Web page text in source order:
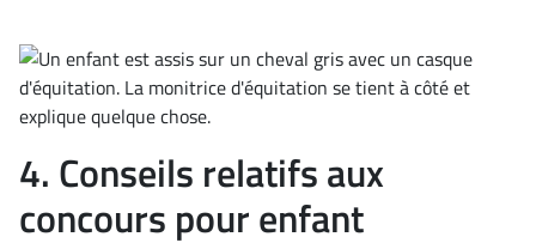
4. Conseils relatifs aux
concours pour enfant